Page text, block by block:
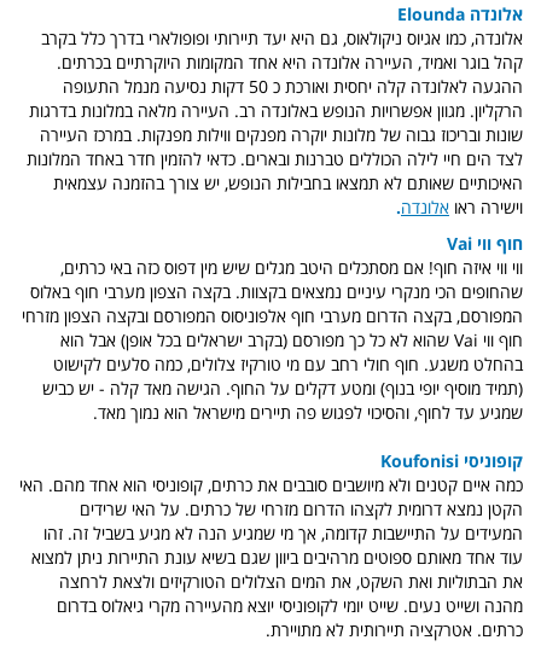
אלונדה Elounda
אלונדה, כמו אגיוס ניקולאוס, גם היא יעד תיירותי ופופולארי בדרך כלל בקרב
קהל בוגר ואמיד, העיירה אלונדה היא אחד המקומות היוקרתיים בכרתים.
ההגעה לאלונדה קלה יחסית ואורכת כ 50 דקות נסיעה מנמל התעופה
הרקליון. מגוון אפשרויות הנופש באלונדה רב. העיירה מלאה במלונות בדרגות
שונות ובריכוז גבוה של מלונות יוקרה מפנקים ווילות מפנקות. במרכז העיירה
לצד הים חיי לילה הכוללים טברנות ובארים. כדאי להזמין חדר באחד המלונות
האיכותיים שאותם לא תמצאו בחבילות הנופש, יש צורך בהזמנה עצמאית
וישירה ראו אלונדה.
חוף ווי Vai
ווי ווי איזה חוף! אם מסתכלים היטב מגלים שיש מין דפוס כזה באי כרתים,
שהחופים הכי מנקרי עיניים נמצאים בקצוות. בקצה הצפון מערבי חוף באלוס
המפורסם, בקצה הדרום מערבי חוף אלפוניסוס המפורסם ובקצה הצפון מזרחי
חוף ווי Vai שהוא לא כל כך מפורסם (בקרב ישראלים בכל אופן) אבל הוא
בהחלט משגע. חוף חולי רחב עם מי טורקיז צלולים, כמה סלעים לקישוט
(תמיד מוסיף יופי בנוף) ומטע דקלים על החוף. הגישה מאד קלה - יש כביש
שמגיע עד לחוף, והסיכוי לפגוש פה תיירים מישראל הוא נמוך מאד.
קופוניסי Koufonisi
כמה איים קטנים ולא מיושבים סובבים את כרתים, קופוניסי הוא אחד מהם. האי
הקטן נמצא דרומית לקצהו הדרום מזרחי של כרתים. על האי שרידים
המעידים על התיישבות קדומה, אך מי שמגיע הנה לא מגיע בשביל זה. זהו
עוד אחד מאותם ספוטים מרהיבים ביוון שגם בשיא עונת התיירות ניתן למצוא
את הבתוליות ואת השקט, את המים הצלולים הטורקיזים ולצאת לרחצה
מהנה ושייט נעים. שייט יומי לקופוניסי יוצא מהעיירה מקרי גיאלוס בדרום
כרתים. אטרקציה תיירותית לא מתויירת.